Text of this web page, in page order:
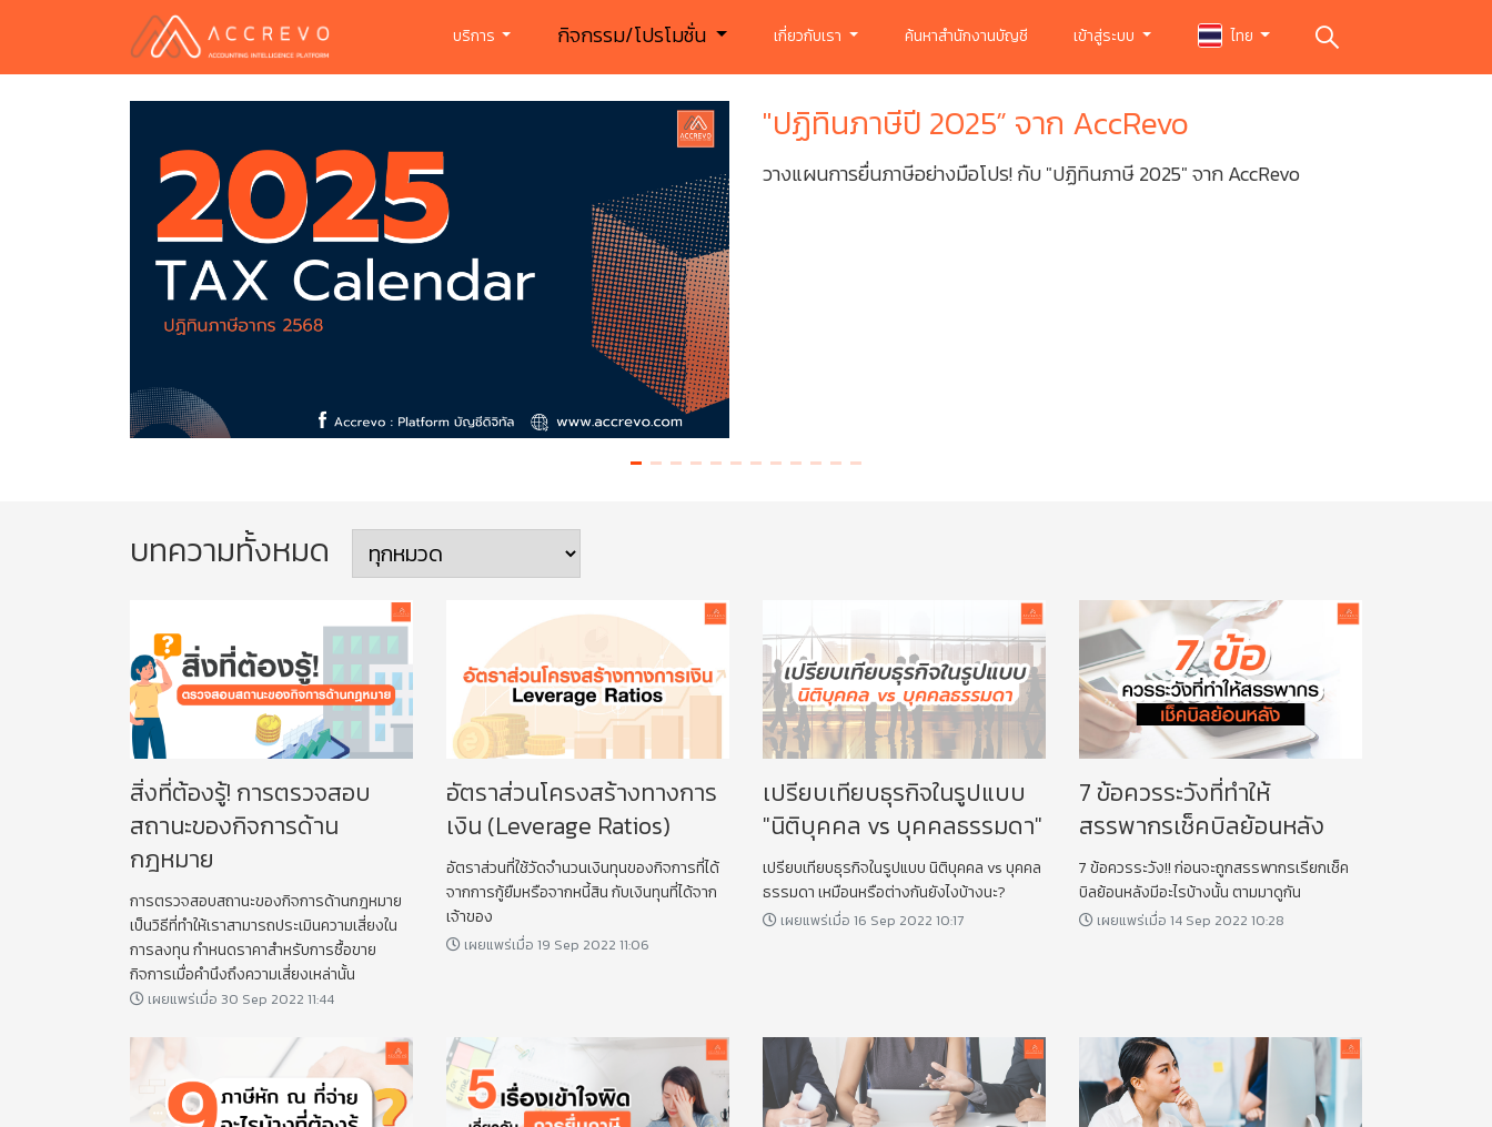
บริการ กิจกรรม/โปรโมชั่น เกี่ยวกับเรา ค้นหาสำนักงานบัญชี เข้าสู่ระบบ ไทย
"ปฏิทินภาษีปี 2025” จาก AccRevo
วางแผนการยื่นภาษีอย่างมือโปร! กับ "ปฏิทินภาษี 2025" จาก AccRevo
บทความทั้งหมด
สิ่งที่ต้องรู้! การตรวจสอบ
สถานะของกิจการด้าน
กฎหมาย
การตรวจสอบสถานะของกิจการด้านกฎหมาย
เป็นวิธีที่ทำให้เราสามารถประเมินความเสี่ยงใน
การลงทุน กำหนดราคาสำหรับการซื้อขาย
กิจการเมื่อคำนึงถึงความเสี่ยงเหล่านั้น
เผยแพร่เมื่อ 30 Sep 2022 11:44
อัตราส่วนโครงสร้างทางการ
เงิน (Leverage Ratios)
อัตราส่วนที่ใช้วัดจำนวนเงินทุนของกิจการที่ได้
จากการกู้ยืมหรือจากหนี้สิน กับเงินทุนที่ได้จาก
เจ้าของ
เผยแพร่เมื่อ 19 Sep 2022 11:06
เปรียบเทียบธุรกิจในรูปแบบ
"นิติบุคคล vs บุคคลธรรมดา"
เปรียบเทียบธุรกิจในรูปแบบ นิติบุคคล vs บุคคล
ธรรมดา เหมือนหรือต่างกันยังไงบ้างนะ?
เผยแพร่เมื่อ 16 Sep 2022 10:17
7 ข้อควรระวังที่ทำให้
สรรพากรเช็คบิลย้อนหลัง
7 ข้อควรระวัง!! ก่อนจะถูกสรรพากรเรียกเช็ค
บิลย้อนหลังมีอะไรบ้างนั้น ตามมาดูกัน
เผยแพร่เมื่อ 14 Sep 2022 10:28